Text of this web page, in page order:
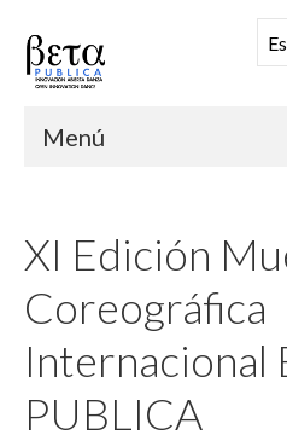
Menú
Muestra Coreográfica
Una Mañana en Danza
Comunidad
Archivo
XI Edición
Coreográfica
Internacional
PUBLICA